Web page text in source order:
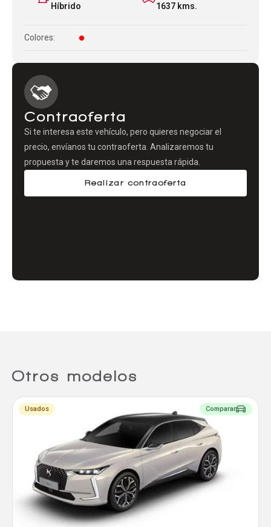
Híbrido
1637 kms.
Colores:
Contraoferta
Si te interesa este vehículo, pero quieres negociar el
precio, envíanos tu contraoferta. Analizaremos tu
propuesta y te daremos una respuesta rápida.
Realizar contraoferta
Otros modelos
Usados Comparar
Agregar un vehículo
Agregar un vehículo
Comparar